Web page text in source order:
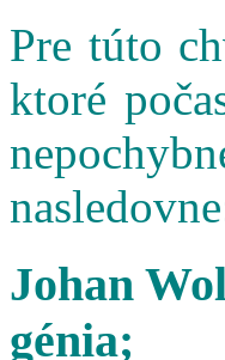
Pre túto
ktoré
Johan
génia;